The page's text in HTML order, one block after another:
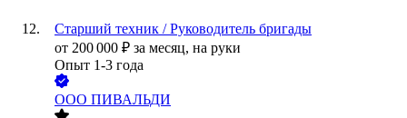
Старший техник / Руководитель бригады
от 200 000 ₽ за месяц, на руки
Опыт 1-3 года
ООО ПИВАЛЬДИ